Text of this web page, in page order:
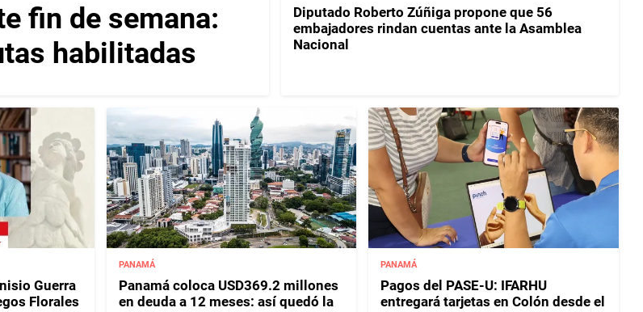
fin de semana:
habilitadas
Diputado Roberto Zúñiga propone que 56
embajadores rindan cuentas ante la Asamblea
Nacional
Guerra
Florales
PANAMÁ
Panamá coloca USD369.2 millones
en deuda a 12 meses: así quedó la
PANAMÁ
Pagos del PASE-U: IFARHU
entregará tarjetas en Colón desde el